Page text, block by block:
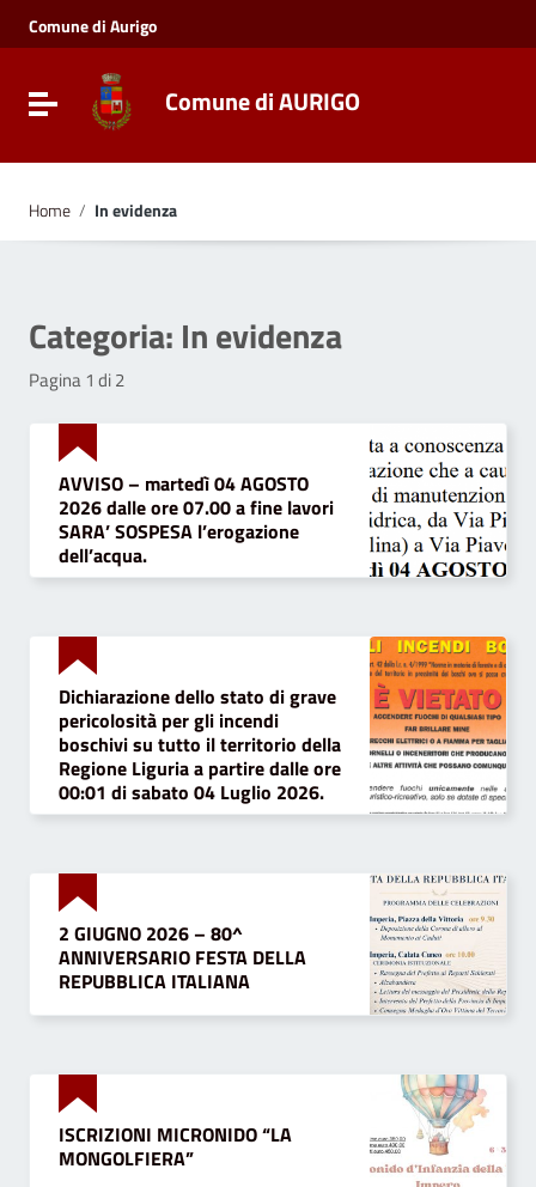
Vai al menu di navigazione
Vai al footer
Comune di Aurigo
Toggle navigationComune di AURIGO
Home / In evidenza
Categoria: In evidenza
Pagina 1 di 2
AVVISO – martedì 04 AGOSTO
2026 dalle ore 07.00 a fine lavori
SARA’ SOSPESA l’erogazione
dell’acqua.
Dichiarazione dello stato di grave
pericolosità per gli incendi
boschivi su tutto il territorio della
Regione Liguria a partire dalle ore
00:01 di sabato 04 Luglio 2026.
2 GIUGNO 2026 – 80^
ANNIVERSARIO FESTA DELLA
REPUBBLICA ITALIANA
ISCRIZIONI MICRONIDO “LA
MONGOLFIERA”